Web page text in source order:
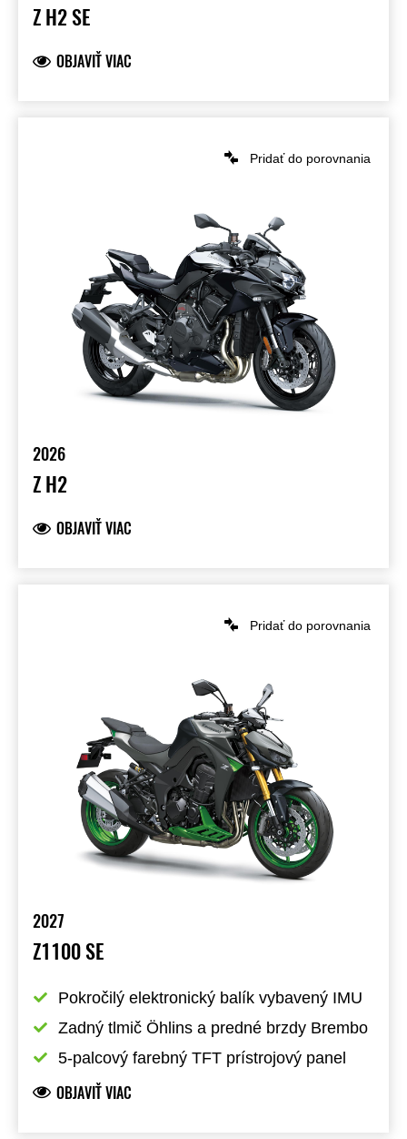
Z H2 SE
OBJAVIŤ VIAC
Pridať do porovnania
2026
Z H2
OBJAVIŤ VIAC
Pridať do porovnania
2027
Z1100 SE
Pokročilý elektronický balík vybavený IMU
Zadný tlmič Öhlins a predné brzdy Brembo
5-palcový farebný TFT prístrojový panel
OBJAVIŤ VIAC